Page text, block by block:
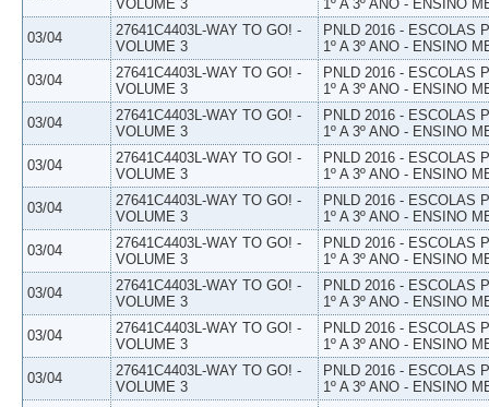
VOLUME 3
1º A 3º ANO - ENSINO
03/04
27641C4403L-WAY TO GO! -
VOLUME 3
PNLD 2016 - ESCOLAS
1º A 3º ANO - ENSINO
03/04
27641C4403L-WAY TO GO! -
VOLUME 3
PNLD 2016 - ESCOLAS
1º A 3º ANO - ENSINO
03/04
27641C4403L-WAY TO GO! -
VOLUME 3
PNLD 2016 - ESCOLAS
1º A 3º ANO - ENSINO
03/04
27641C4403L-WAY TO GO! -
VOLUME 3
PNLD 2016 - ESCOLAS
1º A 3º ANO - ENSINO
03/04
27641C4403L-WAY TO GO! -
VOLUME 3
PNLD 2016 - ESCOLAS
1º A 3º ANO - ENSINO
03/04
27641C4403L-WAY TO GO! -
VOLUME 3
PNLD 2016 - ESCOLAS
1º A 3º ANO - ENSINO
03/04
27641C4403L-WAY TO GO! -
VOLUME 3
PNLD 2016 - ESCOLAS
1º A 3º ANO - ENSINO
03/04
27641C4403L-WAY TO GO! -
VOLUME 3
PNLD 2016 - ESCOLAS
1º A 3º ANO - ENSINO
03/04
27641C4403L-WAY TO GO! -
VOLUME 3
PNLD 2016 - ESCOLAS
1º A 3º ANO - ENSINO